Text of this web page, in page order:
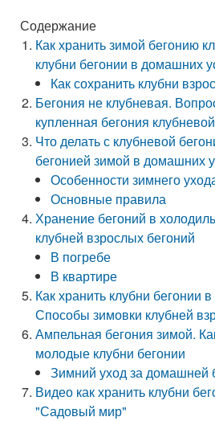
Содержание
Как хранить зимой бегонию
клубни бегонии в домашних
Как сохранить клубни
Бегония не клубневая.
купленная бегония
Что делать с клубневой
бегонией зимой в домашних
Особенности зимнего
Основные правила
Хранение бегоний в
клубней взрослых бегоний
В погребе
В квартире
Как хранить клубни бегонии
Способы зимовки клубней
Ампельная бегония зимой.
молодые клубни бегонии
Зимний уход за домашней
Видео как хранить клубни
"Садовый мир"